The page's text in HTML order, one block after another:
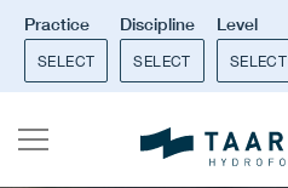
Practice
SELECT
Discipline
SELECT
Level
SELECT